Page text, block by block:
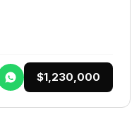
$1,230,000